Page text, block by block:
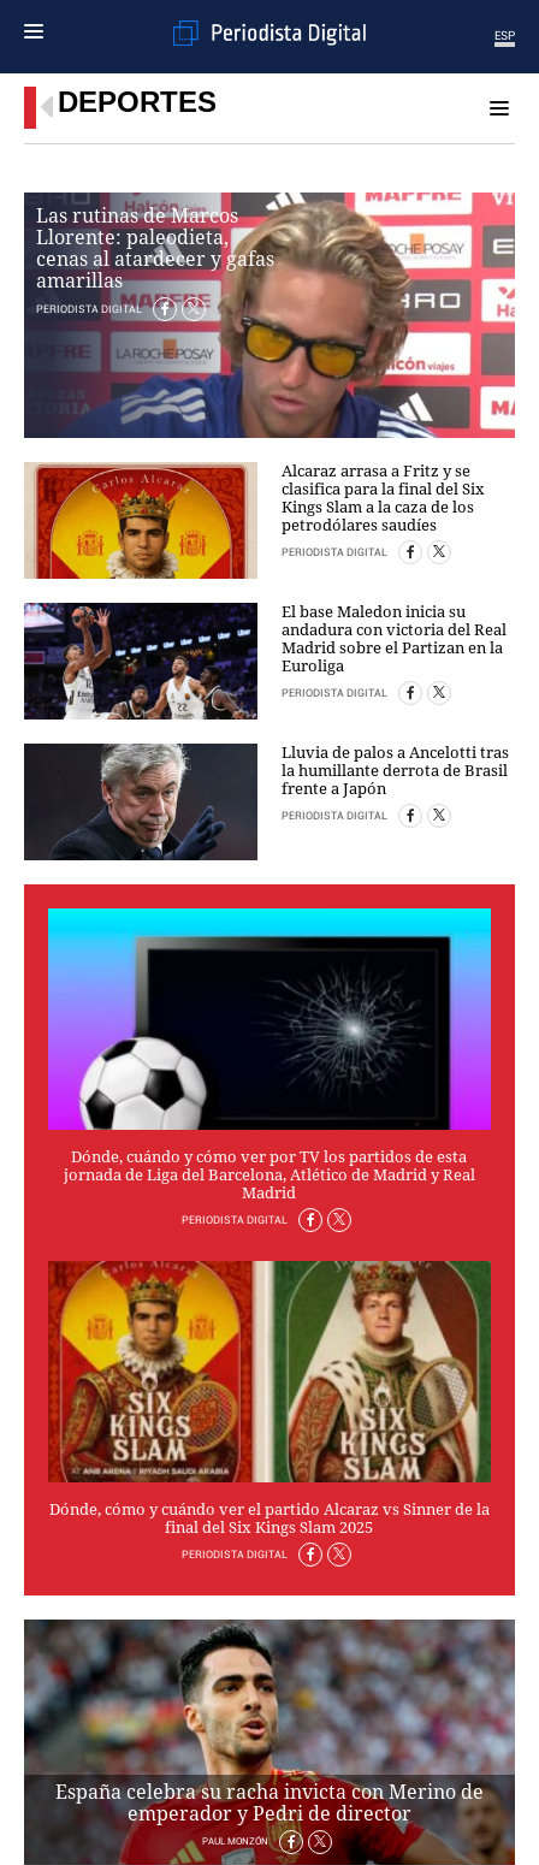
ESP
MENÚ
SECCIONES
MUNDO
PERIODISMO
ECONOMÍA
DEPORTES
CIENCIA
TECNOLOGÍA
CULTURA
TELEVISIÓN
MAGAZINE
OTRAS WEBS
CRIMEN Y CASTIGO
MOTOR
RELIGION
TRAVELLERS
EXPERTOS
GASTRONOMÍA
SALUD
3SEGUNDOS
ESCAPARATE
LA SEGUNDA DOSIS
CORONAVIRUS
DIRECTORIOS
TEMAS
PERSONAJES
ORGANISMOS
LUGARES
AUTORES
SERVICIOS
OFERTAS
CLUB PD
ENLACES
MEDIOS
MÁS SERVICIOS
EDICIONES
AMÉRICA
DEPORTES
Dónde, cuándo y cómo ver por TV los partidos de esta
jornada de Liga del Barcelona, Atlético de Madrid y Real
Madrid
PERIODISTA DIGITAL
Dónde, cómo y cuándo ver el partido Alcaraz vs Sinner de la
final del Six Kings Slam 2025
PERIODISTA DIGITAL
Las rutinas de Marcos
Llorente: paleodieta,
cenas al atardecer y gafas
amarillas
PERIODISTA DIGITAL
Alcaraz arrasa a Fritz y se
clasifica para la final del Six
Kings Slam a la caza de los
petrodólares saudíes
PERIODISTA DIGITAL
El base Maledon inicia su
andadura con victoria del Real
Madrid sobre el Partizan en la
Euroliga
PERIODISTA DIGITAL
Lluvia de palos a Ancelotti tras
la humillante derrota de Brasil
frente a Japón
PERIODISTA DIGITAL
España celebra su racha invicta con Merino de
emperador y Pedri de director
PAUL MONZÓN